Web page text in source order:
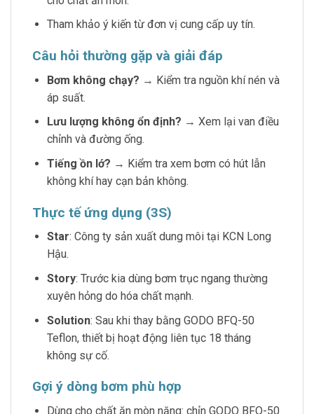
Tham khảo ý kiến từ đơn vị cung cấp uy tín.
Câu hỏi thường gặp và giải đáp
Bơm không chạy? → Kiểm tra nguồn khí nén và
áp suất.
Lưu lượng không ổn định? → Xem lại van điều
chỉnh và đường ống.
Tiếng ồn lớ? → Kiểm tra xem bơm có hút lẫn
không khí hay cạn bản không.
Thực tế ứng dụng (3S)
Star: Công ty sản xuất dung môi tại KCN Long
Hậu.
Story: Trước kia dùng bơm trục ngang thường
xuyên hỏng do hóa chất mạnh.
Solution: Sau khi thay bằng GODO BFQ-50
Teflon, thiết bị hoạt động liên tục 18 tháng
không sự cố.
Gợi ý dòng bơm phù hợp
Dùng cho chất ăn mòn nặng: chỉn GODO BFQ-50